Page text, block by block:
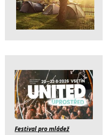
Festival pro mládež